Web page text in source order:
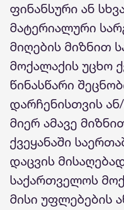
ფინანსური ან
მატერიალური
მიღების მიზნით
მოქალაქის უცხო
წინასწარი
დარჩენისთვის
მიერ ამავე
ქვეყანაში
დაცვის
საქართველოს
მისი უფლებების